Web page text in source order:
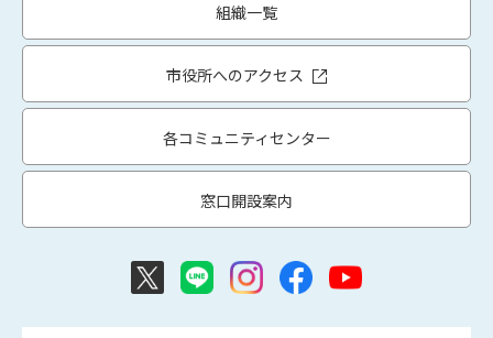
組織一覧
市役所へのアクセス
各コミュニティセンター
窓口開設案内